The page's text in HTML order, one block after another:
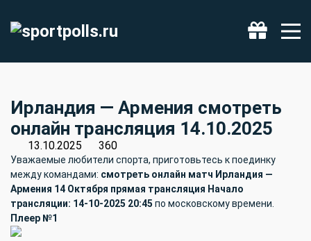
Ирландия — Армения смотреть
онлайн трансляция 14.10.2025
13.10.2025 360
Уважаемые любители спорта, приготовьтесь к поединку
между командами: смотреть онлайн матч Ирландия —
Армения 14 Октября прямая трансляция Начало
трансляции: 14-10-2025 20:45 по московскому времени.
Плеер №1